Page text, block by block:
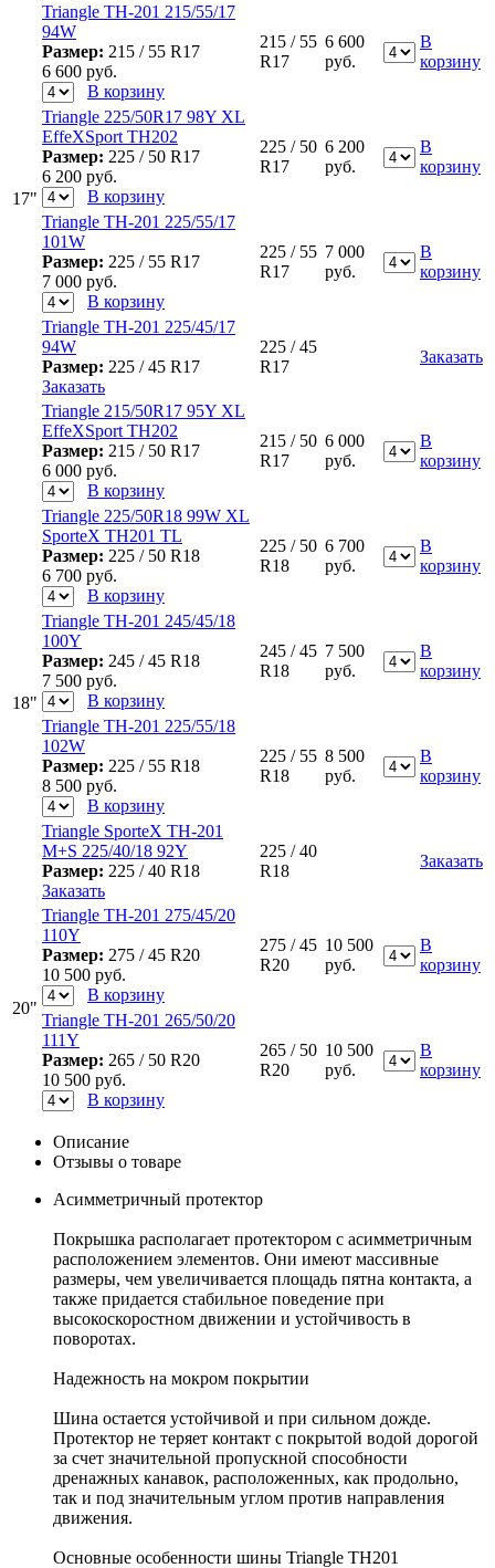
17"
Triangle ТН-201 215/55/17
94W
Размер: 215 / 55 R17
6 600 руб.
В корзину
215 / 55
R17
6 600
руб.
В
корзину
Triangle 225/50R17 98Y XL
EffeXSport TH202
Размер: 225 / 50 R17
6 200 руб.
В корзину
225 / 50
R17
6 200
руб.
В
корзину
Triangle ТН-201 225/55/17
101W
Размер: 225 / 55 R17
7 000 руб.
В корзину
225 / 55
R17
7 000
руб.
В
корзину
Triangle ТН-201 225/45/17
94W
Размер: 225 / 45 R17
Заказать
225 / 45
R17
Заказать
Triangle 215/50R17 95Y XL
EffeXSport TH202
Размер: 215 / 50 R17
6 000 руб.
В корзину
215 / 50
R17
6 000
руб.
В
корзину
18"
Triangle 225/50R18 99W XL
SporteX TH201 TL
Размер: 225 / 50 R18
6 700 руб.
В корзину
225 / 50
R18
6 700
руб.
В
корзину
Triangle ТН-201 245/45/18
100Y
Размер: 245 / 45 R18
7 500 руб.
В корзину
245 / 45
R18
7 500
руб.
В
корзину
Triangle ТН-201 225/55/18
102W
Размер: 225 / 55 R18
8 500 руб.
В корзину
225 / 55
R18
8 500
руб.
В
корзину
Triangle SporteX ТН-201
M+S 225/40/18 92Y
Размер: 225 / 40 R18
Заказать
225 / 40
R18
Заказать
20"
Triangle ТН-201 275/45/20
110Y
Размер: 275 / 45 R20
10 500 руб.
В корзину
275 / 45
R20
10 500
руб.
В
корзину
Triangle ТН-201 265/50/20
111Y
Размер: 265 / 50 R20
10 500 руб.
В корзину
265 / 50
R20
10 500
руб.
В
корзину
Описание
Отзывы о товаре
Асимметричный протектор
Покрышка располагает протектором с асимметричным
расположением элементов. Они имеют массивные
размеры, чем увеличивается площадь пятна контакта, а
также придается стабильное поведение при
высокоскоростном движении и устойчивость в
поворотах.
Надежность на мокром покрытии
Шина остается устойчивой и при сильном дожде.
Протектор не теряет контакт с покрытой водой дорогой
за счет значительной пропускной способности
дренажных канавок, расположенных, как продольно,
так и под значительным углом против направления
движения.
Основные особенности шины Triangle TH201